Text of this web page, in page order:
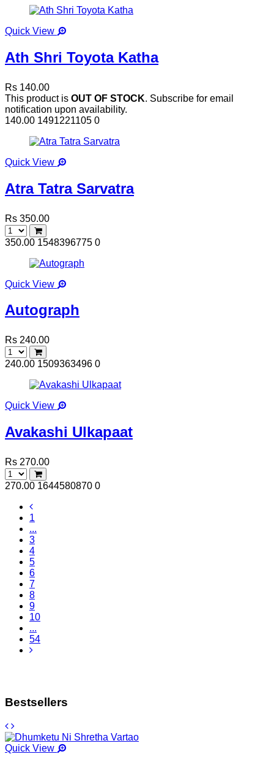
Quick View
Ath Shri Toyota Katha
Rs 140.00
This product is OUT OF STOCK. Subscribe for email
notification upon availability.
140.00 1491221105 0
Quick View
Atra Tatra Sarvatra
Rs 350.00
350.00 1548396775 0
Quick View
Autograph
Rs 240.00
240.00 1509363496 0
Quick View
Avakashi Ulkapaat
Rs 270.00
270.00 1644580870 0
1
...
3
4
5
6
7
8
9
10
...
54
Bestsellers
Quick View